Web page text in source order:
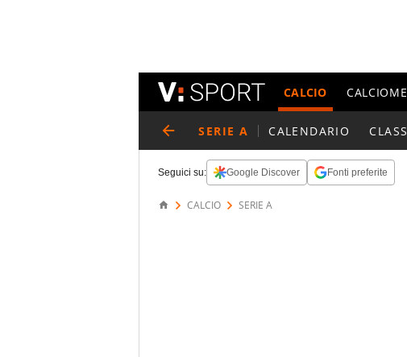
CALCIO
SERIE A CALENDARIO
Seguici su: Google Discover Fonti preferite
CALCIO SERIE A